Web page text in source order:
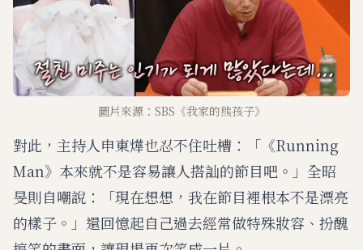
圖片來源：SBS《我家的熊孩子》
對此，主持人申東燁也忍不住吐槽：「《Running
Man》本來就不是容易讓人搭訕的節目吧。」全昭
旻則自嘲說：「現在想想，我在節目裡根本不是漂亮
的樣子。」還回憶起自己過去經常做特殊妝容、扮醜